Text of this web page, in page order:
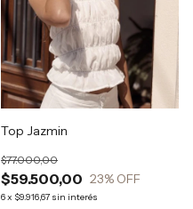
Top Jazmin
$59.500,00
$77.000,00
23% OFF
6x $9.916,67 sin interés